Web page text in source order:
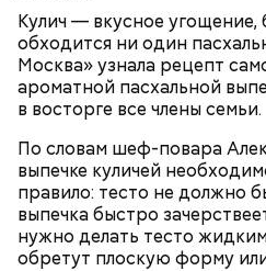
Кулич — вкусное угощение,
обходится ни один
Москва» узнала рецепт
ароматной пасхальной
в восторге все члены семьи.
По словам шеф-повара
выпечке куличей
правило: тесто не должно
выпечка быстро
нужно делать тесто
обретут плоскую форму